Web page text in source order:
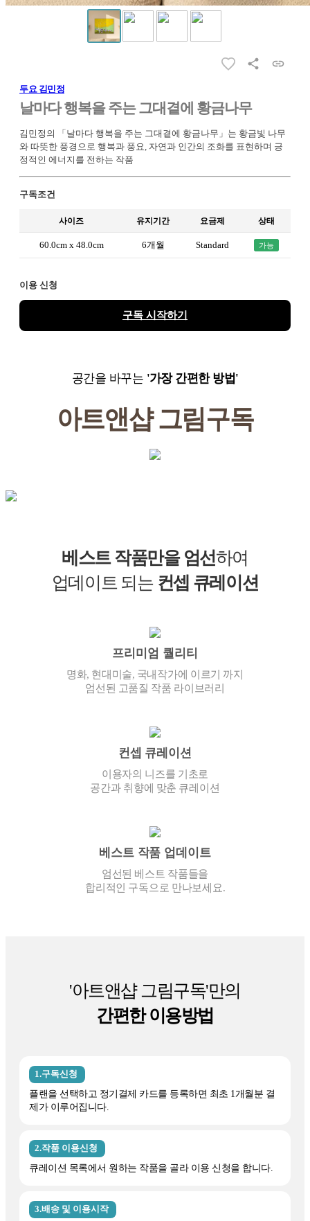
두요 김민정
날마다 행복을 주는 그대곁에 황금나무
김민정의 「날마다 행복을 주는 그대곁에 황금나무」는 황금빛 나무
와 따뜻한 풍경으로 행복과 풍요, 자연과 인간의 조화를 표현하며 긍
정적인 에너지를 전하는 작품
구독조건
사이즈 유지기간 요금제 상태
60.0cm x 48.0cm 6개월 Standard 가능
이용 신청
구독 시작하기
공간을 바꾸는 '가장 간편한 방법'
아트앤샵그림구독
베스트 작품만을 엄선하여
업데이트 되는 컨셉 큐레이션
프리미엄 퀄리티
명화, 현대미술, 국내작가에 이르기 까지
엄선된 고품질 작품 라이브러리
컨셉 큐레이션
이용자의 니즈를 기초로
공간과 취향에 맞춘 큐레이션
베스트 작품 업데이트
엄선된 베스트 작품들을
합리적인 구독으로 만나보세요.
'아트앤샵 그림구독'만의
간편한 이용방법
1.구독신청
플랜을 선택하고 정기결제 카드를 등록하면 최초 1개월분 결
제가 이루어집니다.
2.작품 이용신청
큐레이션 목록에서 원하는 작품을 골라 이용 신청을 합니다.
3.배송 및 이용시작